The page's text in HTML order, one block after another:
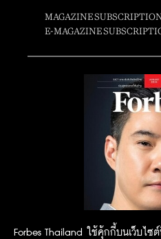
Forbes Thailand ใช้คุ้กกี้บนเว็บไซต์
MAGAZINE
E-MAGAZINE